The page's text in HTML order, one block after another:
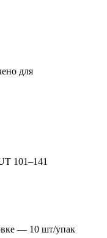
для
101–141
— 10 шт/упак